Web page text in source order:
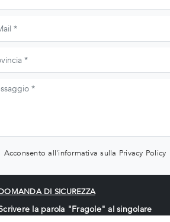
Acconsento all'informativa sulla Privacy Policy
DI SICUREZZA
la parola "Fragole" al singolare